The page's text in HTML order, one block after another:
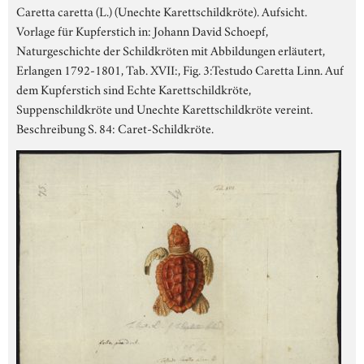
Caretta caretta (L.) (Unechte Karettschildkröte). Aufsicht.
Vorlage für Kupferstich in: Johann David Schoepf,
Naturgeschichte der Schildkröten mit Abbildungen erläutert,
Erlangen 1792-1801, Tab. XVII:, Fig. 3:Testudo Caretta Linn. Auf
dem Kupferstich sind Echte Karettschildkröte,
Suppenschildkröte und Unechte Karettschildkröte vereint.
Beschreibung S. 84: Caret-Schildkröte.